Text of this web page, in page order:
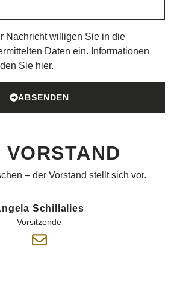
Nachricht willigen Sie in die
Daten ein. Informationen
Sie hier.
ABSENDEN
VORSTAND
– der Vorstand stellt sich vor.
Schillalies
Vorsitzende